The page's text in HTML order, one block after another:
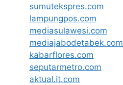
sumutekspres.com
lampungpos.com
mediasulawesi.com
mediajabodetabek.com
kabarflores.com
seputarmetro.com
aktual.it.com